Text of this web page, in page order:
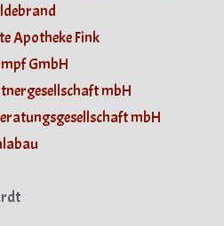
Apotheke Fink
GmbH
mbH
mbH